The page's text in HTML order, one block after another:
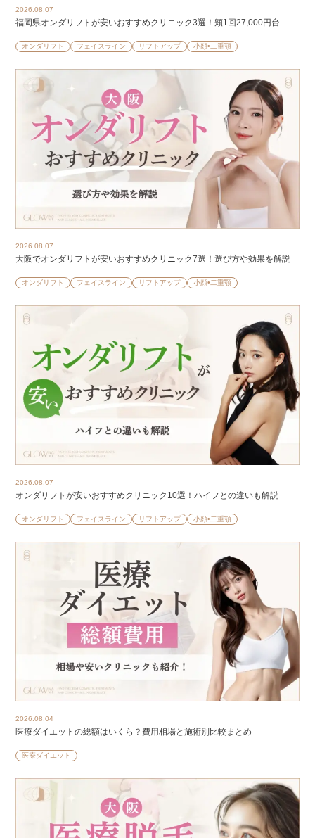
2026.08.07
福岡県オンダリフトが安いおすすめクリニック3選！頬1回27,000円台
オンダリフト フェイスライン リフトアップ 小顔•二重顎
2026.08.07
大阪でオンダリフトが安いおすすめクリニック7選！選び方や効果を解説
オンダリフト フェイスライン リフトアップ 小顔•二重顎
2026.08.07
オンダリフトが安いおすすめクリニック10選！ハイフとの違いも解説
オンダリフト フェイスライン リフトアップ 小顔•二重顎
2026.08.04
医療ダイエットの総額はいくら？費用相場と施術別比較まとめ
医療ダイエット